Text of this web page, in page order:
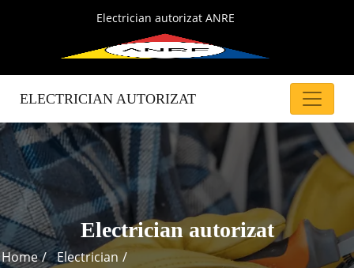
Electrician autorizat ANRE
ELECTRICIAN AUTORIZAT
Electrician autorizat
Home
Electrician